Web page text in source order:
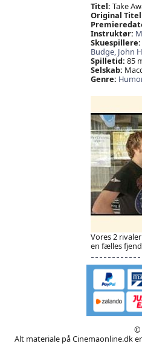
Titel: Take
Original
Instruktør:
Skuespillere:
Budge, John
Spilletid: 85
Selskab:
Genre:
Vores 2
en fælles
©
Alt materiale på Cinemaonline.dk